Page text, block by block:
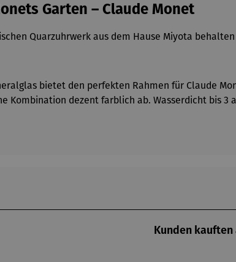
Garten – Claude Monet
Quarzuhrwerk aus dem Hause Miyota
bietet den perfekten Rahmen für Claude
Kombination dezent farblich ab. Wasserdicht bis
Kunden kauften